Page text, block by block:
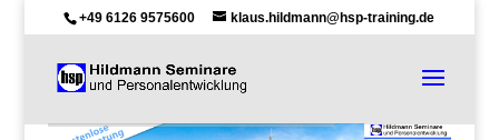
+49 6126 9575600 klaus.hildmann@hsp-training.de